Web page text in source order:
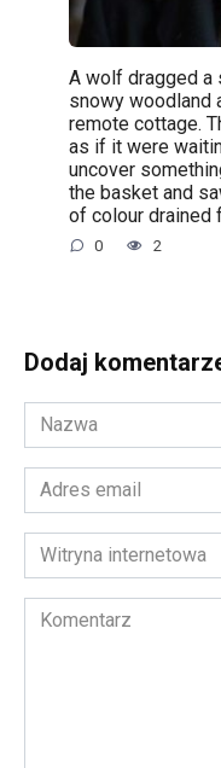
A wolf dragged a
snowy woodland
remote cottage.
as if it were
uncover
the basket and
of colour drained
0 2
Dodaj
Nazwa
*
Adres
email
*Witryna
internetowa
Komentarz